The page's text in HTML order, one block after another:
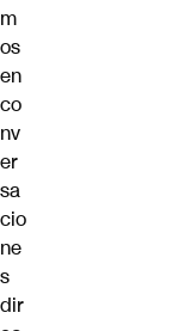
m
os
en
co
nv
er
sa
cio
ne
s
dir